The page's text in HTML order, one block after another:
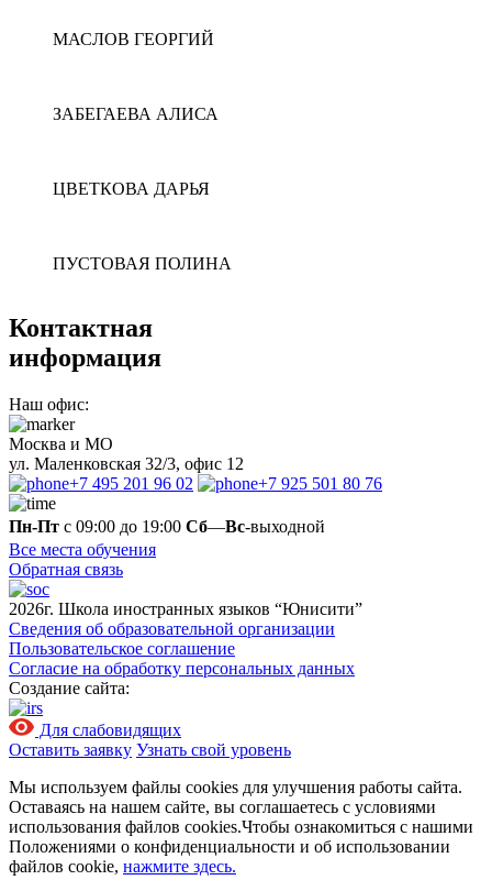
МАСЛОВ ГЕОРГИЙ
ЗАБЕГАЕВА АЛИСА
ЦВЕТКОВА ДАРЬЯ
ПУСТОВАЯ ПОЛИНА
Контактная
информация
Наш офис:
Москва и МО
ул. Маленковская 32/3, офис 12
+7 495 201 96 02
+7 925 501 80 76
Пн-Пт с 09:00 до 19:00 Сб—Вс-выходной
Все места обучения
Обратная связь
2026г. Школа иностранных языков “Юнисити”
Сведения об образовательной организации
Пользовательское соглашение
Согласие на обработку персональных данных
Создание сайта:
Для слабовидящих
Оставить заявку Узнать свой уровень
Мы используем файлы cookies для улучшения работы сайта.
Оставаясь на нашем сайте, вы соглашаетесь с условиями
использования файлов cookies.Чтобы ознакомиться с нашими
Положениями о конфиденциальности и об использовании
файлов cookie, нажмите здесь.